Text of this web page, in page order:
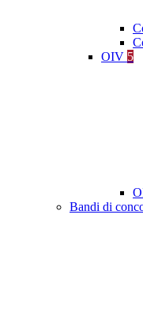
OIV 5
Bandi di